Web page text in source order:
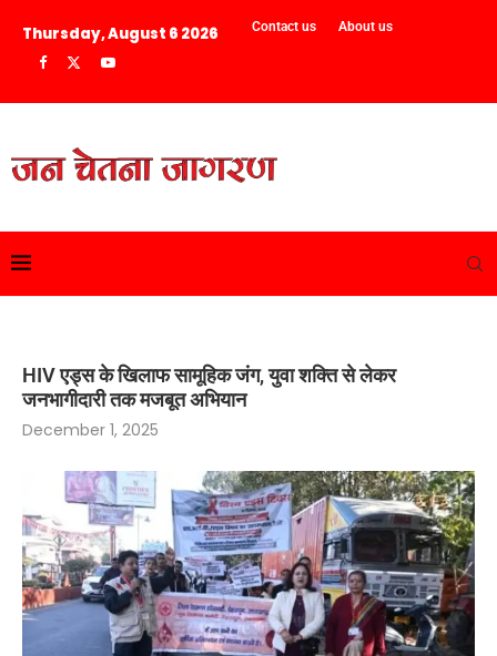
Thursday, August 6 2026 Contact us About us
HIV एड्स के खिलाफ सामूहिक जंग, युवा शक्ति से लेकर
जनभागीदारी तक मजबूत अभियान
December 1, 2025